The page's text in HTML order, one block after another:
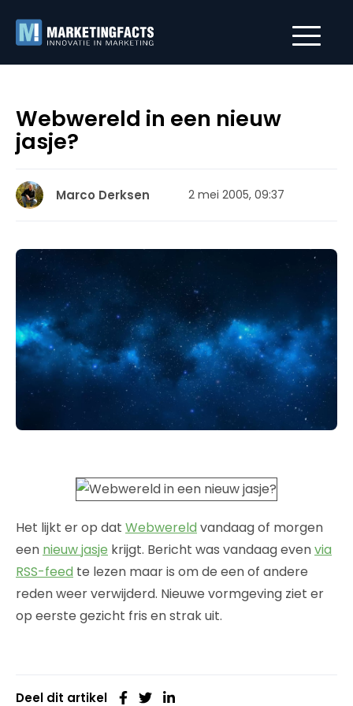
Webwereld in een nieuw
jasje?
Marco Derksen 2 mei 2005, 09:37
Het lijkt er op dat Webwereld vandaag of morgen
een nieuw jasje krijgt. Bericht was vandaag evenvia
RSS-feed te lezen maar is om de een of andere
reden weer verwijderd. Nieuwe vormgeving ziet er
op eerste gezicht fris en strak uit.
Deel dit artikel